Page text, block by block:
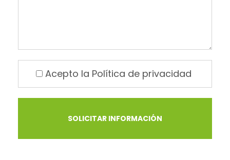
Acepto la Política de privacidad